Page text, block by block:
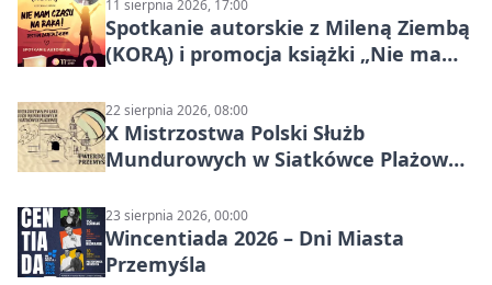
11 sierpnia 2026, 17:00
Spotkanie autorskie z Mileną Ziembą
(KORĄ) i promocja książki „Nie mam
22 sierpnia 2026, 08:00
X Mistrzostwa Polski Służb
Mundurowych w Siatkówce Plażowej
23 sierpnia 2026, 00:00
Wincentiada 2026 – Dni Miasta
Przemyśla